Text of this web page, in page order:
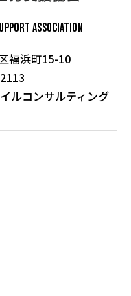
Association
福浜町15-10
ルコンサルティング